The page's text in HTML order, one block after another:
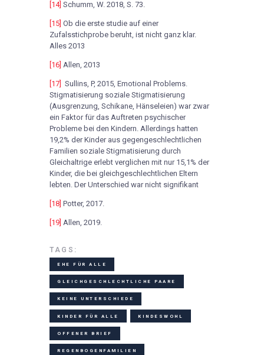
[14] Schumm, W. 2018, S. 73.
[15] Ob die erste studie auf einer
Zufalsstichprobe beruht, ist nicht ganz klar.
Alles 2013
[16] Allen, 2013
[17] Sullins, P, 2015, Emotional Problems.
Stigmatisierung soziale Stigmatisierung
(Ausgrenzung, Schikane, Hänseleien) war zwar
ein Faktor für das Auftreten psychischer
Probleme bei den Kindern. Allerdings hatten
19,2% der Kinder aus gegengeschlechtlichen
Familien soziale Stigmatisierung durch
Gleichaltrige erlebt verglichen mit nur 15,1% der
Kinder, die bei gleichgeschlechtlichen Eltern
lebten. Der Unterschied war nicht signifikant
[18] Potter, 2017.
[19] Allen, 2019.
TAGS:
EHE FÜR ALLE
GLEICHGESCHLECHTLICHE PAARE
KEINE UNTERSCHIEDE
KINDER FÜR ALLE KINDESWOHL
OFFENER BRIEF
REGENBOGENFAMILIEN